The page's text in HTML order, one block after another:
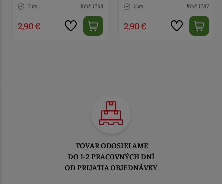
3 ks Kód: 1198
2,90 €
8 ks Kód: 1187
2,90 €
TOVAR ODOSIELAME
DO 1-2 PRACOVNÝCH DNÍ
OD PRIJATIA OBJEDNÁVKY